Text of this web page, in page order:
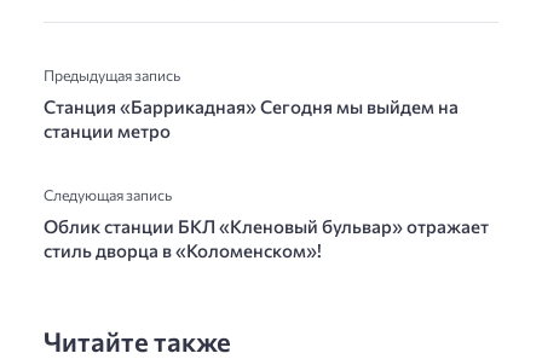
Предыдущая запись
Станция «Баррикадная» Сегодня мы выйдем на
станции метро
Следующая запись
Облик станции БКЛ «Кленовый бульвар» отражает
стиль дворца в «Коломенском»!
Читайте также